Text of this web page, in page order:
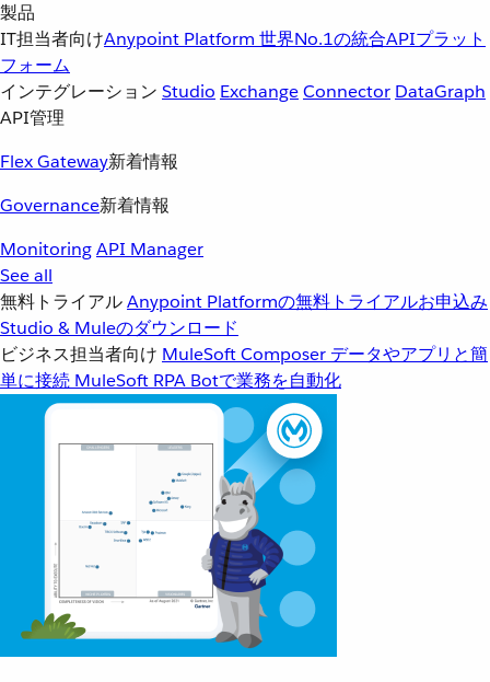
製品
IT担当者向けAnypoint Platform 世界No.1の統合APIプラット
フォーム
インテグレーション Studio ExchangeConnector DataGraph
API管理
Flex Gateway新着情報
Governance新着情報
MonitoringAPI Manager
See all
無料トライアルAnypoint Platformの無料トライアルお申込み
Studio & Muleのダウンロード
ビジネス担当者向け MuleSoft Composer データやアプリと簡
単に接続 MuleSoft RPA Botで業務を自動化